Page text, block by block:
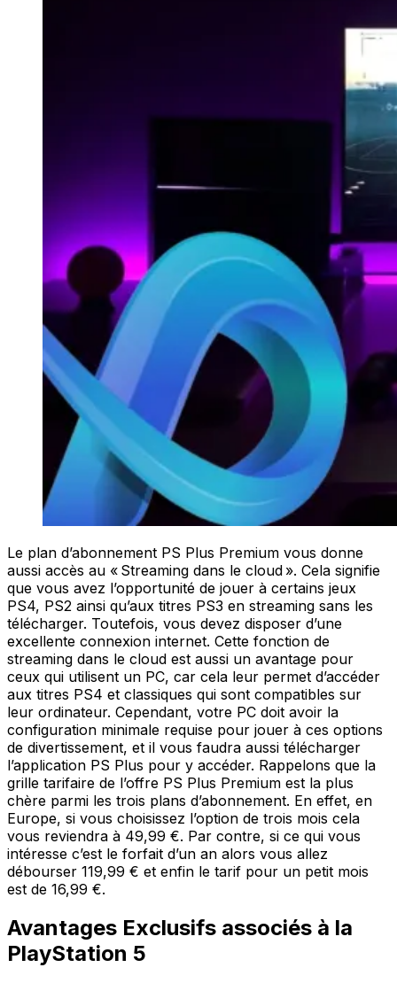
Le plan d’abonnement PS Plus Premium vous donne
aussi accès au « Streaming dans le cloud ». Cela signifie
que vous avez l’opportunité de jouer à certains jeux
PS4, PS2 ainsi qu’aux titres PS3 en streaming sans les
télécharger. Toutefois, vous devez disposer d’une
excellente connexion internet. Cette fonction de
streaming dans le cloud est aussi un avantage pour
ceux qui utilisent un PC, car cela leur permet d’accéder
aux titres PS4 et classiques qui sont compatibles sur
leur ordinateur. Cependant, votre PC doit avoir la
configuration minimale requise pour jouer à ces options
de divertissement, et il vous faudra aussi télécharger
l’application PS Plus pour y accéder. Rappelons que la
grille tarifaire de l’offre PS Plus Premium est la plus
chère parmi les trois plans d’abonnement. En effet, en
Europe, si vous choisissez l’option de trois mois cela
vous reviendra à 49,99 €. Par contre, si ce qui vous
intéresse c’est le forfait d’un an alors vous allez
débourser 119,99 € et enfin le tarif pour un petit mois
est de 16,99 €.
Avantages Exclusifs associés à la
PlayStation 5